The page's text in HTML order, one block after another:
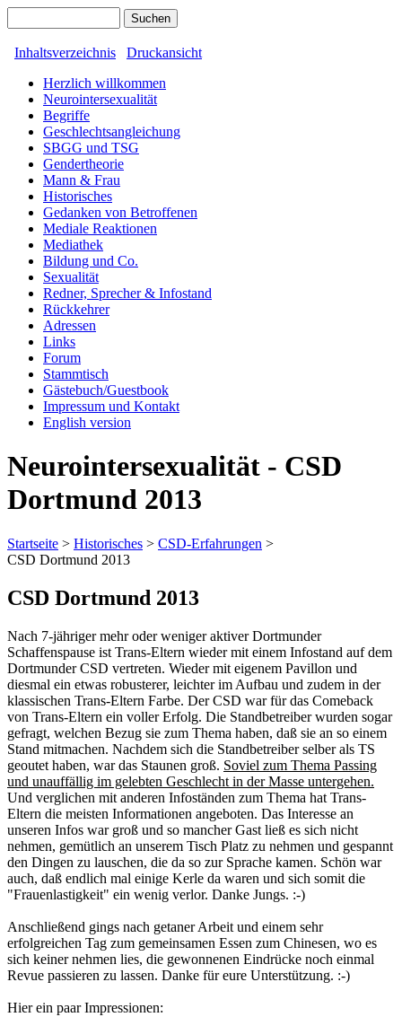
Inhaltsverzeichnis
Druckansicht
Herzlich willkommen
Neurointersexualität
Begriffe
Geschlechtsangleichung
SBGG und TSG
Gendertheorie
Mann & Frau
Historisches
Gedanken von Betroffenen
Mediale Reaktionen
Mediathek
Bildung und Co.
Sexualität
Redner, Sprecher & Infostand
Rückkehrer
Adressen
Links
Forum
Stammtisch
Gästebuch/Guestbook
Impressum und Kontakt
English version
Neurointersexualität - CSD
Dortmund 2013
Startseite > Historisches > CSD-Erfahrungen >
CSD Dortmund 2013
CSD Dortmund 2013
Nach 7-jähriger mehr oder weniger aktiver Dortmunder
Schaffenspause ist Trans-Eltern wieder mit einem Infostand auf dem
Dortmunder CSD vertreten. Wieder mit eigenem Pavillon und
diesmal ein etwas robusterer, leichter im Aufbau und zudem in der
klassischen Trans-Eltern Farbe. Der CSD war für das Comeback
von Trans-Eltern ein voller Erfolg. Die Standbetreiber wurden sogar
gefragt, welchen Bezug sie zum Thema haben, daß sie an so einem
Stand mitmachen. Nachdem sich die Standbetreiber selber als TS
geoutet haben, war das Staunen groß. Soviel zum Thema Passing
und unauffällig im gelebten Geschlecht in der Masse untergehen.
Und verglichen mit anderen Infoständen zum Thema hat Trans-
Eltern die meisten Informationen angeboten. Das Interesse an
unseren Infos war groß und so mancher Gast ließ es sich nicht
nehmen, gemütlich an unserem Tisch Platz zu nehmen und gespannt
den Dingen zu lauschen, die da so zur Sprache kamen. Schön war
auch, daß endlich mal einige Kerle da waren und sich somit die
"Frauenlastigkeit" ein wenig verlor. Danke Jungs. :-)
Anschließend gings nach getaner Arbeit und einem sehr
erfolgreichen Tag zum gemeinsamen Essen zum Chinesen, wo es
sich keiner nehmen lies, die gewonnenen Eindrücke noch einmal
Revue passieren zu lassen. Danke für eure Unterstützung. :-)
Hier ein paar Impressionen: